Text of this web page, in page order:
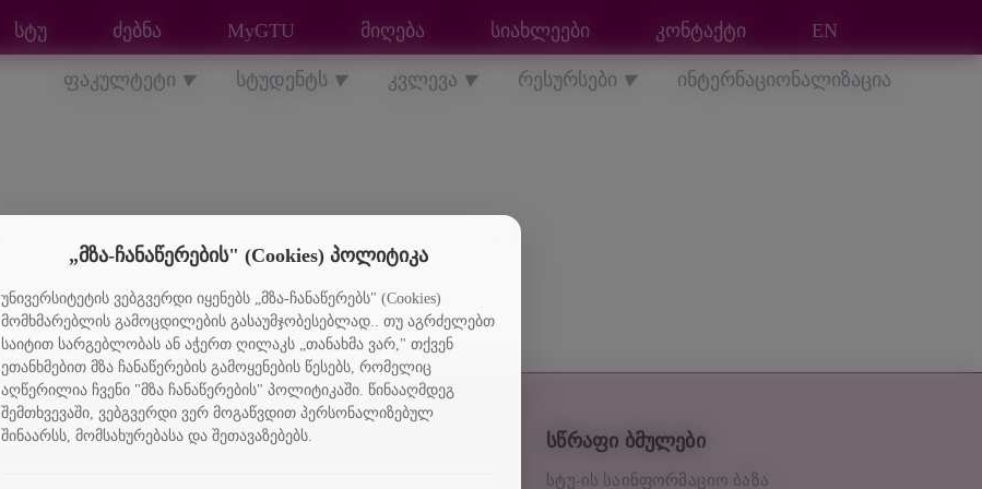
სტუ ძებნა MyGTU მიღება სიახლეები კონტაქტი EN
ფაკულტეტი ▼ სტუდენტს ▼ კვლევა ▼ რესურსები ▼ ინტერნაციონალიზაცია
ფაკულტეტი სტუდენტებს სწრაფი ბმულები
სტუ-ის საინფორმაციო ბაზა
„მზა-ჩანაწერების" (Cookies) პოლიტიკა
უნივერსიტეტის ვებგვერდი იყენებს „მზა-ჩანაწერებს" (Cookies)
მომხმარებლის გამოცდილების გასაუმჯობესებლად.. თუ აგრძელებთ
საიტით სარგებლობას ან აჭერთ ღილაკს „თანახმა ვარ," თქვენ
ეთანხმებით მზა ჩანაწერების გამოყენების წესებს, რომელიც
აღწერილია ჩვენი "მზა ჩანაწერების" პოლიტიკაში. წინააღმდეგ
შემთხვევაში, ვებგვერდი ვერ მოგაწვდით პერსონალიზებულ
შინაარსს, მომსახურებასა და შეთავაზებებს.